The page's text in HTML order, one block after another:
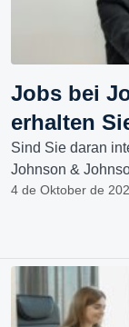
Jobs bei
erhalten
Sind Sie daran
Johnson &
4 de Oktober de